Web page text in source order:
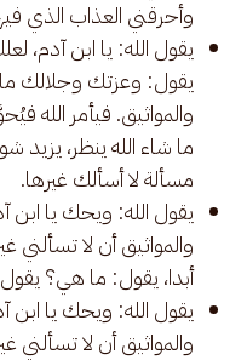
وأحرقني العذاب الذي
يقول الله: يا ابن آدم،
يقول: وعزتك وجلالك
والمواثيق. فيأمر الله
ما شاء الله ينظر، يزيد
مسألة لا أسألك غيرها.
يقول الله: ويحك يا ابن
والمواثيق أن لا تسألني
أبدا، يقول: ما هي؟
يقول الله: ويحك يا ابن
والمواثيق أن لا